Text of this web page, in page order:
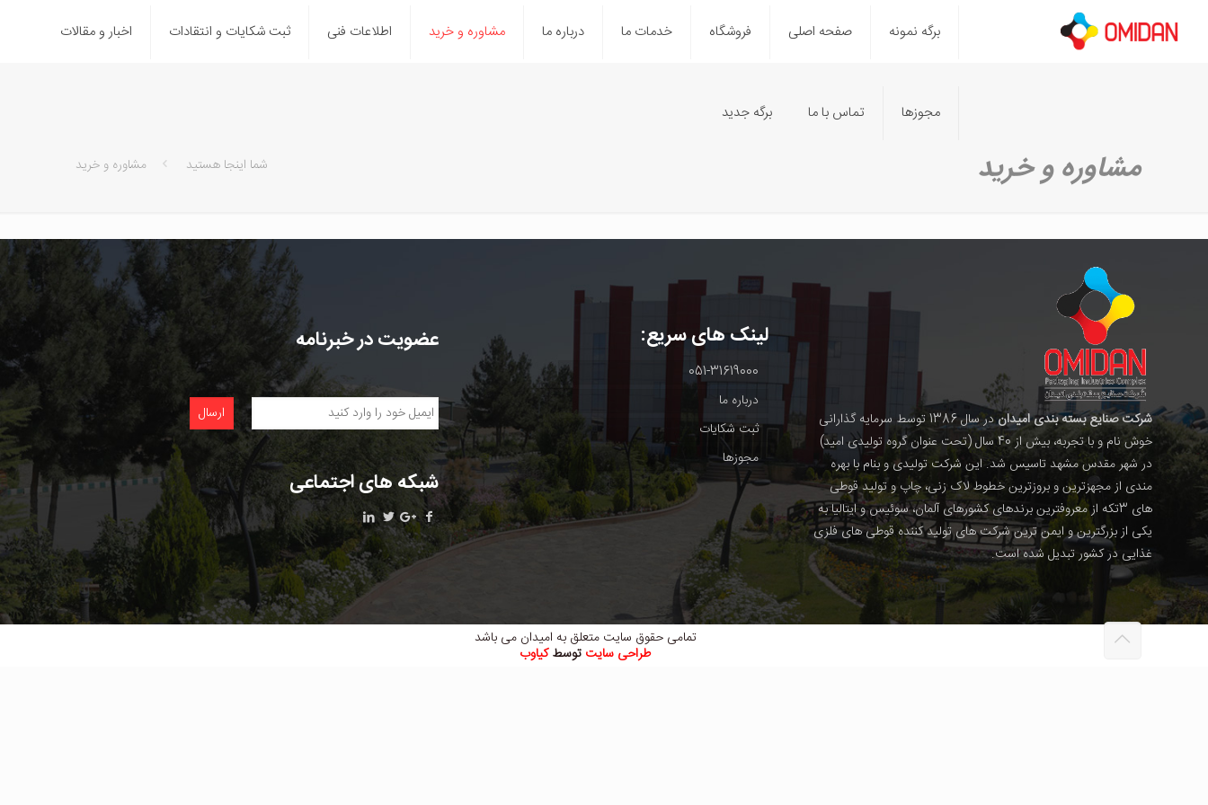
برگه نمونه صفحه اصلی فروشگاه خدمات ما درباره ما مشاوره و خرید اطلاعات فنی ثبت شکایات و انتقادات اخبار و مقالات
مجوزها تماس با ما برگه جدید
مشاوره و خرید شما اینجا هستید مشاوره و خرید
شرکت صنایع بسته بندی امیدان
در سال 1386 توسط سرمایه گذارانی
خوش نام و با تجربه، بیش از 40 سال (تحت عنوان گروه تولیدی امید)
در شهر مقدس مشهد تاسیس شد. این شرکت تولیدی و بنام با بهره
مندی از مجهزترین و بروزترین خطوط لاک زنی، چاپ و تولید قوطی
های 3تکه از معروفترین برندهای کشورهای آلمان، سوئیس و ایتالیا به
یکی از بزرگترین و ایمن ترین شرکت های تولید کننده قوطی های فلزی
غذایی در کشور تبدیل شده است.
لینک های سریع:
051-31619000
درباره ما
ثبت شکایات
مجوزها
عضویت در خبرنامه
شبکه های اجتماعی
تمامی حقوق سایت متعلق به امیدان می باشد
طراحی سایت توسطکیاوب